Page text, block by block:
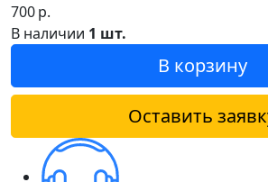
700р.
В наличии 1 шт.
В корзину
Оставить